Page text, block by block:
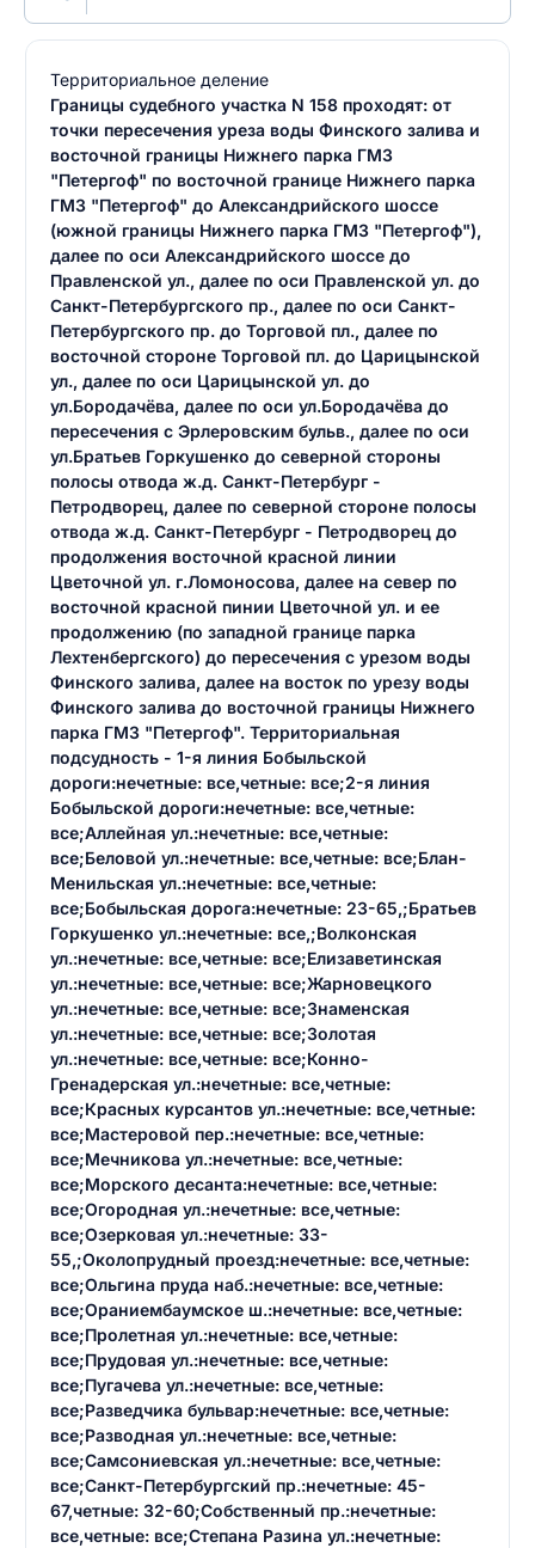
Территориальное деление
Границы судебного участка N 158 проходят: от
точки пересечения уреза воды Финского залива и
восточной границы Нижнего парка ГМЗ
"Петергоф" по восточной границе Нижнего парка
ГМЗ "Петергоф" до Александрийского шоссе
(южной границы Нижнего парка ГМЗ "Петергоф"),
далее по оси Александрийского шоссе до
Правленской ул., далее по оси Правленской ул. до
Санкт-Петербургского пр., далее по оси Санкт-
Петербургского пр. до Торговой пл., далее по
восточной стороне Торговой пл. до Царицынской
ул., далее по оси Царицынской ул. до
ул.Бородачёва, далее по оси ул.Бородачёва до
пересечения с Эрлеровским бульв., далее по оси
ул.Братьев Горкушенко до северной стороны
полосы отвода ж.д. Санкт-Петербург -
Петродворец, далее по северной стороне полосы
отвода ж.д. Санкт-Петербург - Петродворец до
продолжения восточной красной линии
Цветочной ул. г.Ломоносова, далее на север по
восточной красной пинии Цветочной ул. и ее
продолжению (по западной границе парка
Лехтенбергского) до пересечения с урезом воды
Финского залива, далее на восток по урезу воды
Финского залива до восточной границы Нижнего
парка ГМЗ "Петергоф". Территориальная
подсудность - 1-я линия Бобыльской
дороги:нечетные: все,четные: все;2-я линия
Бобыльской дороги:нечетные: все,четные:
все;Аллейная ул.:нечетные: все,четные:
все;Беловой ул.:нечетные: все,четные: все;Блан-
Менильская ул.:нечетные: все,четные:
все;Бобыльская дорога:нечетные: 23-65,;Братьев
Горкушенко ул.:нечетные: все,;Волконская
ул.:нечетные: все,четные: все;Елизаветинская
ул.:нечетные: все,четные: все;Жарновецкого
ул.:нечетные: все,четные: все;Знаменская
ул.:нечетные: все,четные: все;Золотая
ул.:нечетные: все,четные: все;Конно-
Гренадерская ул.:нечетные: все,четные:
все;Красных курсантов ул.:нечетные: все,четные:
все;Мастеровой пер.:нечетные: все,четные:
все;Мечникова ул.:нечетные: все,четные:
все;Морского десанта:нечетные: все,четные:
все;Огородная ул.:нечетные: все,четные:
все;Озерковая ул.:нечетные: 33-
55,;Околопрудный проезд:нечетные: все,четные:
все;Ольгина пруда наб.:нечетные: все,четные:
все;Ораниембаумское ш.:нечетные: все,четные:
все;Пролетная ул.:нечетные: все,четные:
все;Прудовая ул.:нечетные: все,четные:
все;Пугачева ул.:нечетные: все,четные:
все;Разведчика бульвар:нечетные: все,четные:
все;Разводная ул.:нечетные: все,четные:
все;Самсониевская ул.:нечетные: все,четные:
все;Санкт-Петербургский пр.:нечетные: 45-
67,четные: 32-60;Собственный пр.:нечетные:
все,четные: все;Степана Разина ул.:нечетные: